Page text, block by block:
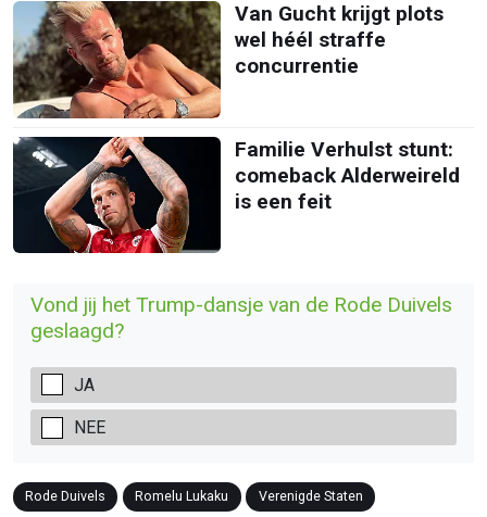
Van Gucht krijgt plots
wel héél straffe
concurrentie
Familie Verhulst stunt:
comeback Alderweireld
is een feit
Vond jij het Trump-dansje van de Rode Duivels
geslaagd?
JA
NEE
Rode Duivels Romelu Lukaku Verenigde Staten